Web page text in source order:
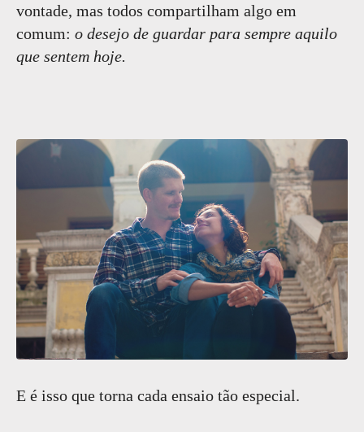
vontade, mas todos compartilham algo em
comum: o desejo de guardar para sempre aquilo
que sentem hoje.
E é isso que torna cada ensaio tão especial.